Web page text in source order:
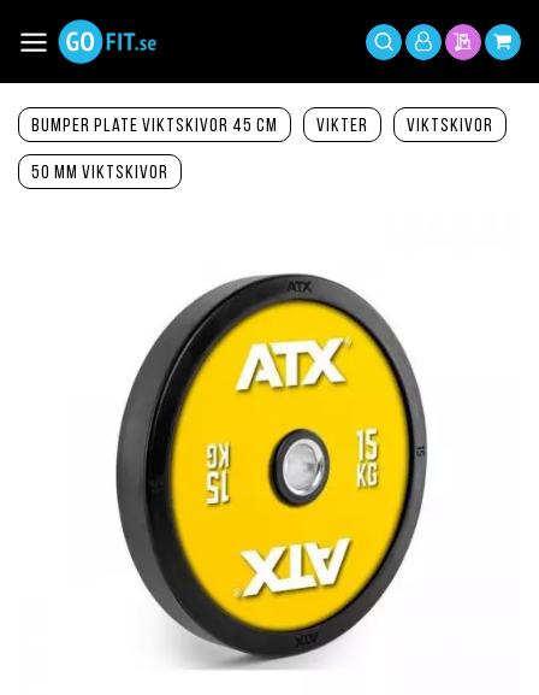
innehållet
Växla
Nav
Sök
Mitt
Min Min
Bumper Plate viktskivor 45 cm Vikter Viktskivor
50 mm viktskivor